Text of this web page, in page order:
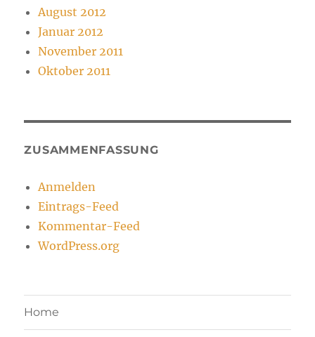
August 2012
Januar 2012
November 2011
Oktober 2011
ZUSAMMENFASSUNG
Anmelden
Eintrags-Feed
Kommentar-Feed
WordPress.org
Home